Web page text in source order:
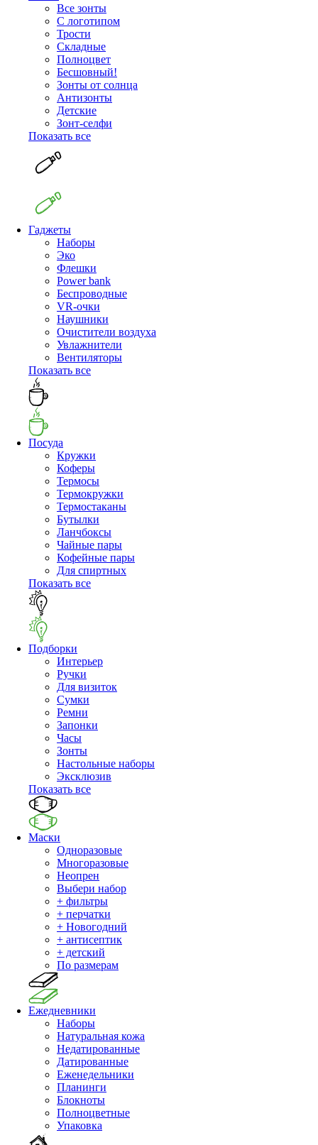
Все зонты
С логотипом
Трости
Складные
Полноцвет
Бесшовный!
Зонты от солнца
Антизонты
Детские
Зонт-селфи
Показать все
Гаджеты
Наборы
Эко
Флешки
Power bank
Беспроводные
VR-очки
Наушники
Очистители воздуха
Увлажнители
Вентиляторы
Показать все
Посуда
Кружки
Коферы
Термосы
Термокружки
Термостаканы
Бутылки
Ланчбоксы
Чайные пары
Кофейные пары
Для спиртных
Показать все
Подборки
Интерьер
Ручки
Для визиток
Сумки
Ремни
Запонки
Часы
Зонты
Настольные наборы
Эксклюзив
Показать все
Маски
Одноразовые
Многоразовые
Неопрен
Выбери набор
+ фильтры
+ перчатки
+ Новогодний
+ антисептик
+ детский
По размерам
Ежедневники
Наборы
Натуральная кожа
Недатированные
Датированные
Еженедельники
Планинги
Блокноты
Полноцветные
Упаковка